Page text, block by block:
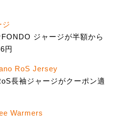
ジャージが半額から
円
RoS Jersey
長袖ジャージがクーポン適
Warmers